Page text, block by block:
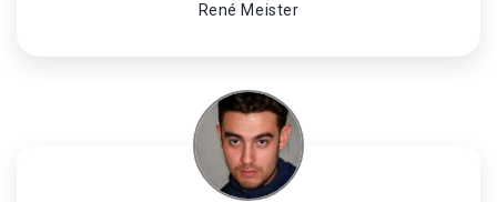
René Meister